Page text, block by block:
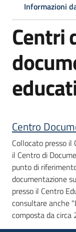
Centri
per
famiglie
Informazioni
locali
Newsletter
Informazioni
Centri
Centro
Collocato presso il
il Centro di
punto di
documentazione
presso il Centro
consultare anche
composta da circa